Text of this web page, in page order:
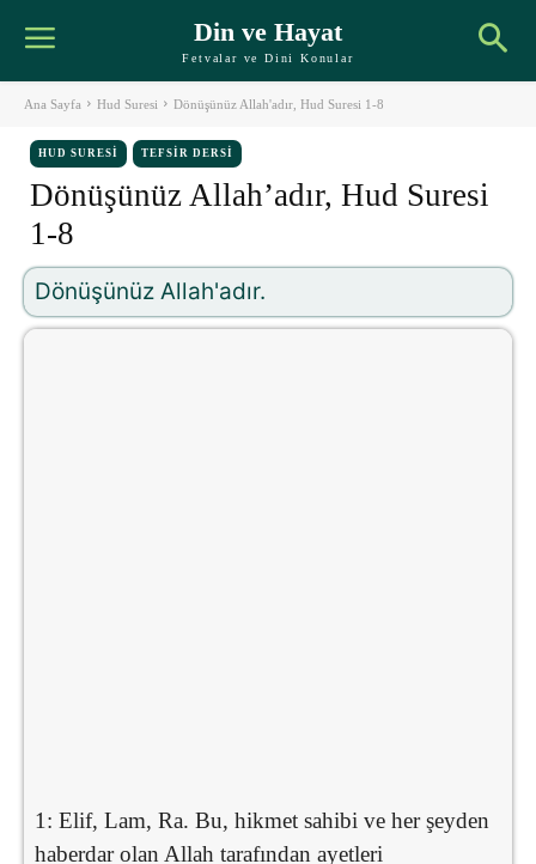
Din ve Hayat
Fetvalar ve Dini Konular
Ana Sayfa Hud Suresi Dönüşünüz Allah'adır, Hud Suresi 1-8
HUD SURESI TEFSIR DERSI
Dönüşünüz Allah’adır, Hud Suresi
1-8
Dönüşünüz Allah'adır.
1: Elif, Lam, Ra. Bu, hikmet sahibi ve her şeyden
haberdar olan Allah tarafından ayetleri